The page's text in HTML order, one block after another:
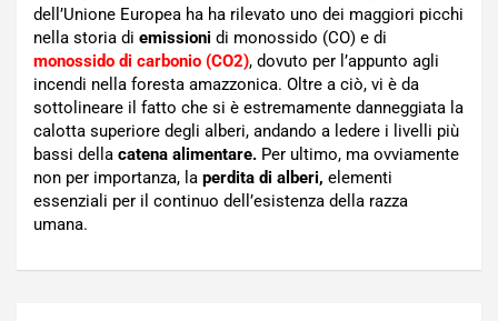
dell’Unione Europea ha ha rilevato uno dei maggiori picchi
nella storia di emissioni di monossido (CO) e di
monossido di carbonio (CO2), dovuto per l’appunto agli
incendi nella foresta amazzonica. Oltre a ciò, vi è da
sottolineare il fatto che si è estremamente danneggiata la
calotta superiore degli alberi, andando a ledere i livelli più
bassi della catena alimentare. Per ultimo, ma ovviamente
non per importanza, la perdita di alberi, elementi
essenziali per il continuo dell’esistenza della razza
umana.